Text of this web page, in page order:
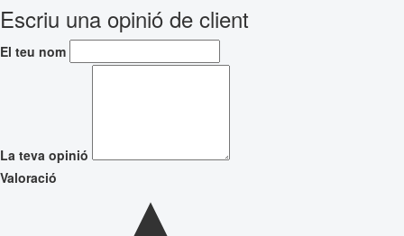
Escriu una opinió de client
El teu nom
La teva opinió
Valoració